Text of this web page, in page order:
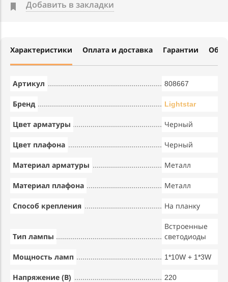
Добавить в закладки
Характеристики Оплата и доставка Гарантии
Артикул 808667
Бренд Lightstar
Цвет арматуры Черный
Цвет плафона Черный
Материал арматуры Металл
Материал плафона Металл
Способ крепления На планку
Тип лампы
Встроенные
светодиоды
Мощность ламп 1*10W + 1*3W
Напряжение (В) 220